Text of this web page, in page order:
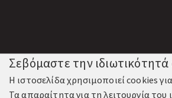
Σεβόμαστε την ιδιωτικότητά
Η ιστοσελίδα χρησιμοποιεί cookies
Τα απαραίτητα για τη λειτουργία